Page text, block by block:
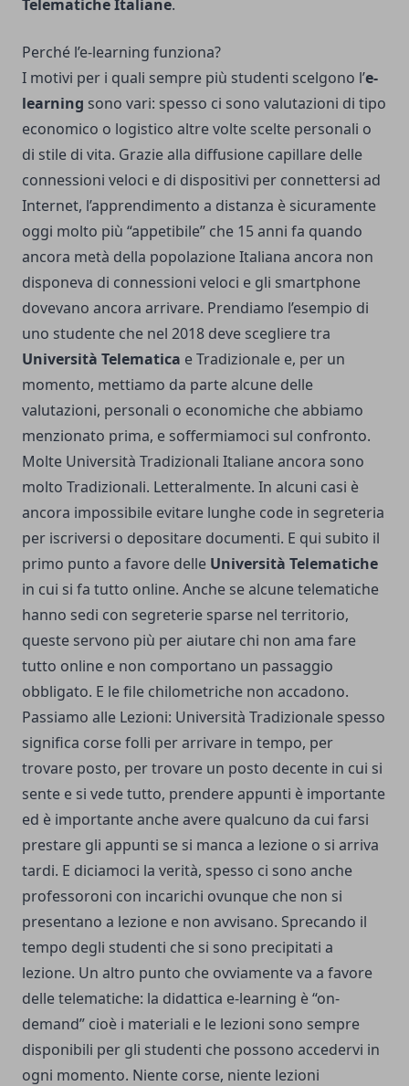
Telematiche Italiane.
Perché l’e-learning funziona?
I motivi per i quali sempre più studenti scelgono l’e-
learning sono vari: spesso ci sono valutazioni di tipo
economico o logistico altre volte scelte personali o
di stile di vita. Grazie alla diffusione capillare delle
connessioni veloci e di dispositivi per connettersi ad
Internet, l’apprendimento a distanza è sicuramente
oggi molto più “appetibile” che 15 anni fa quando
ancora metà della popolazione Italiana ancora non
disponeva di connessioni veloci e gli smartphone
dovevano ancora arrivare. Prendiamo l’esempio di
uno studente che nel 2018 deve scegliere tra
Università Telematica e Tradizionale e, per un
momento, mettiamo da parte alcune delle
valutazioni, personali o economiche che abbiamo
menzionato prima, e soffermiamoci sul confronto.
Molte Università Tradizionali Italiane ancora sono
molto Tradizionali. Letteralmente. In alcuni casi è
ancora impossibile evitare lunghe code in segreteria
per iscriversi o depositare documenti. E qui subito il
primo punto a favore delle Università Telematiche
in cui si fa tutto online. Anche se alcune telematiche
hanno sedi con segreterie sparse nel territorio,
queste servono più per aiutare chi non ama fare
tutto online e non comportano un passaggio
obbligato. E le file chilometriche non accadono.
Passiamo alle Lezioni: Università Tradizionale spesso
significa corse folli per arrivare in tempo, per
trovare posto, per trovare un posto decente in cui si
sente e si vede tutto, prendere appunti è importante
ed è importante anche avere qualcuno da cui farsi
prestare gli appunti se si manca a lezione o si arriva
tardi. E diciamoci la verità, spesso ci sono anche
professoroni con incarichi ovunque che non si
presentano a lezione e non avvisano. Sprecando il
tempo degli studenti che si sono precipitati a
lezione. Un altro punto che ovviamente va a favore
delle telematiche: la didattica e-learning è “on-
demand” cioè i materiali e le lezioni sono sempre
disponibili per gli studenti che possono accedervi in
ogni momento. Niente corse, niente lezioni